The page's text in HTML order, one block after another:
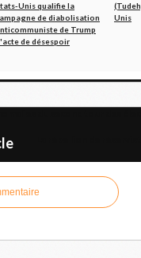
Unis qualifie la
de diabolisation
de Trump
de désespoir
Unis